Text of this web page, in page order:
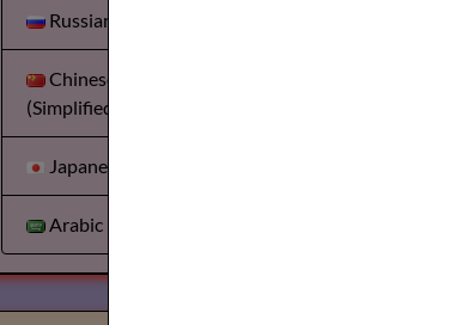
Russian
Chinese
(Simplified)
Japanese
Arabic